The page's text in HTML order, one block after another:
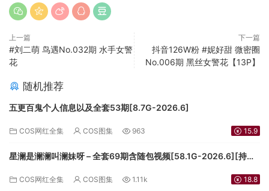
上一篇
#刘二萌 鸟遇No.032期 水手女警
花
下一篇
抖音126W粉 #妮好甜 微密圈
No.006期 黑丝女警花【13P】
随机推荐
五更百鬼个人信息以及全套53期[8.7G-2026.6]
COS网红全集 COS图集 963 15.9
星澜是澜澜叫澜妹呀 – 全套69期含随包视频[58.1G-2026.6][持续
COS网红全集 COS图集 1.11k 18.8